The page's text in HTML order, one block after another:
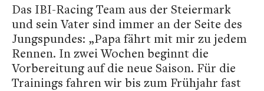
Das IBI-Racing Team aus der Steiermark
und sein Vater sind immer an der Seite des
Jungspundes: „Papa fährt mit mir zu jedem
Rennen. In zwei Wochen beginnt die
Vorbereitung auf die neue Saison. Für die
Trainings fahren wir bis zum Frühjahr fast